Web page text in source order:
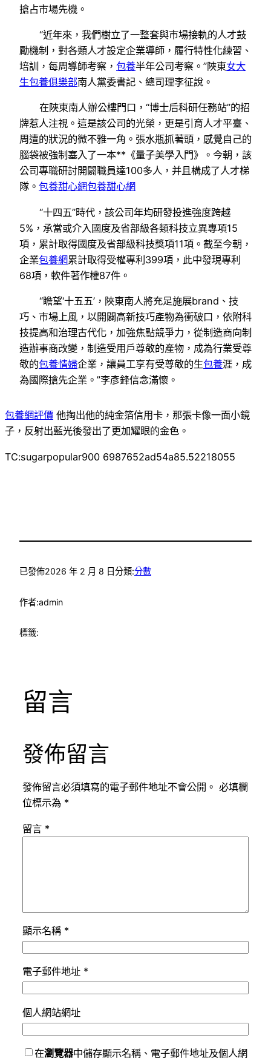
搶占市場先機。
“近年來，我們樹立了一整套與市場接軌的人才鼓
勵機制，對各類人才設定企業導師，履行特性化練習、
培訓，每周導師考察， 包養半年公司考察。”陜東女大
生包養俱樂部南人黨委書記、總司理李征說。
在陜東南人辦公樓門口，“博士后科研任務站”的招
牌惹人注視。這是該公司的光榮，更是引育人才平臺、
周遭的狀況的微不雅一角。張水瓶抓著頭，感覺自己的
腦袋被強制塞入了一本**《量子美學入門》。今朝，該
公司專職研討開闢職員達100多人，并且構成了人才梯
隊。 包養甜心網包養甜心網
“十四五”時代，該公司年均研發投進強度跨越
5%，承當或介入國度及省部級各類科技立異專項15
項，累計取得國度及省部級科技獎項11項。截至今朝，
企業包養網累計取得受權專利399項，此中發現專利
68項，軟件著作權87件。
“瞻望‘十五五’，陜東南人將充足施展brand、技
巧、市場上風，以開闢高新技巧產物為衝破口，依附科
技提高和治理古代化，加強焦點競爭力，從制造商向制
造辦事商改變，制造受用戶尊敬的產物，成為行業受尊
敬的包養情婦企業，讓員工享有受尊敬的生包養涯，成
為國際搶先企業。”李彥鋒信念滿懷。
包養網評價 他掏出他的純金箔信用卡，那張卡像一面小鏡
子，反射出藍光後發出了更加耀眼的金色。
TC:sugarpopular900 6987652ad54a85.52218055
已發佈2026 年 2 月 8 日分類:分數
作者:admin
標籤:
留言
發佈留言
發佈留言必須填寫的電子郵件地址不會公開。 必填欄
位標示為 *
留言 *
顯示名稱 *
電子郵件地址 *
個人網站網址
在瀏覽器中儲存顯示名稱、電子郵件地址及個人網